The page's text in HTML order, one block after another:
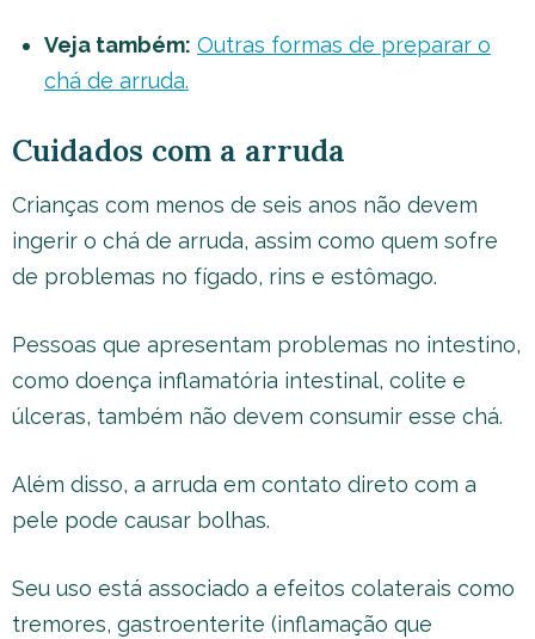
Veja também: Outras formas de preparar o
chá de arruda.
Cuidados com a arruda
Crianças com menos de seis anos não devem
ingerir o chá de arruda, assim como quem sofre
de problemas no fígado, rins e estômago.
Pessoas que apresentam problemas no intestino,
como doença inflamatória intestinal, colite e
úlceras, também não devem consumir esse chá.
Além disso, a arruda em contato direto com a
pele pode causar bolhas.
Seu uso está associado a efeitos colaterais como
tremores, gastroenterite (inflamação que